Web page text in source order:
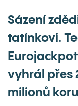
Sázení
tatínkovi.
vyhrál přes
milionů